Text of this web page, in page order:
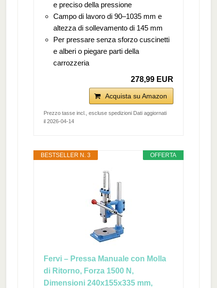
e preciso della pressione
Campo di lavoro di 90–1035 mm e
altezza di sollevamento di 145 mm
Per pressare senza sforzo cuscinetti
e alberi o piegare parti della
carrozzeria
278,99 EUR
Acquista su Amazon
Prezzo tasse incl., escluse spedizioni Dati aggiornati
il 2026-04-14
OFFERTA
BESTSELLER N. 3
Fervi – Pressa Manuale con Molla
di Ritorno, Forza 1500 N,
Dimensioni 240x155x335 mm,